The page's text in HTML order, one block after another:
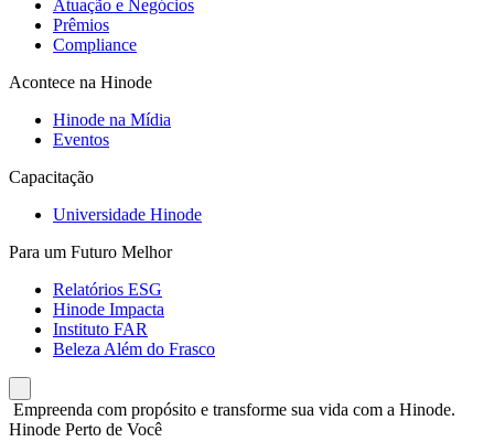
Atuação e Negócios
Prêmios
Compliance
Acontece na Hinode
Hinode na Mídia
Eventos
Capacitação
Universidade Hinode
Para um Futuro Melhor
Relatórios ESG
Hinode Impacta
Instituto FAR
Beleza Além do Frasco
Empreenda com propósito e transforme sua vida com a Hinode.
Hinode Perto de Você